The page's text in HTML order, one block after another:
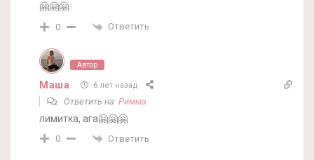
🤗🤗🤗
0 Ответить
Автор
Маша 6 лет назад
Ответить на Римма
лимитка, ага🤗🤗🤗
0 Ответить